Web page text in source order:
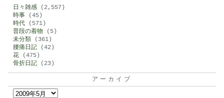
日々雑感 (2,557)
時事 (45)
時代 (571)
普段の着物 (5)
未分類 (361)
腰痛日記 (42)
花 (475)
骨折日記 (23)
アーカイブ